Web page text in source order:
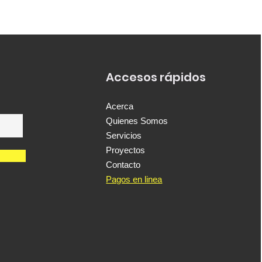
Accesos rápidos
Acerca
Quienes Somos
Servicios
Proyectos
Contacto
Pagos en linea